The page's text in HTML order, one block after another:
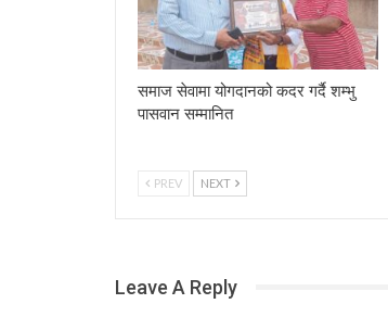
समाज सेवामा योगदानको कदर गर्दै शम्भु
पासवान सम्मानित
PREV NEXT
Leave A Reply